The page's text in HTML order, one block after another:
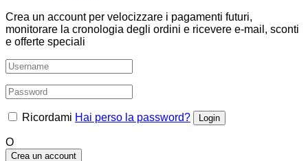
Crea un account per velocizzare i pagamenti futuri,
monitorare la cronologia degli ordini e ricevere e-mail, sconti
e offerte speciali
Ricordami Hai perso la password?
O
Crea un account